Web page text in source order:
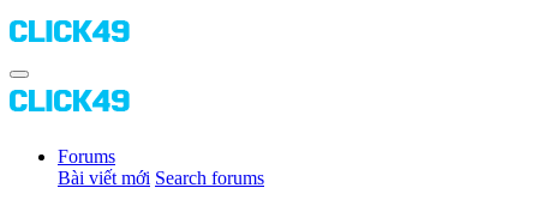
Forums
Bài viết mới Search forums